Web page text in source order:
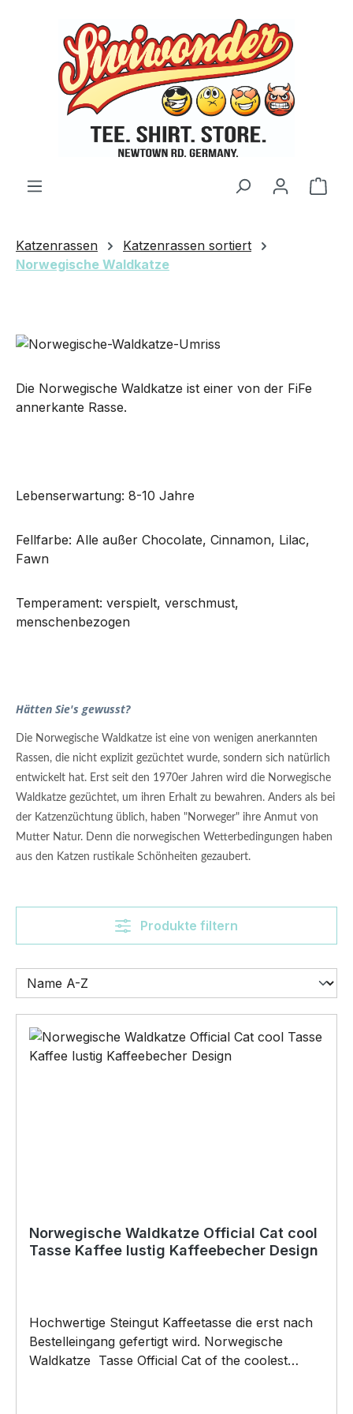
Katzenrassen
Katzenrassen sortiert
Norwegische Waldkatze
Die Norwegische Waldkatze ist einer von der FiFe
annerkante Rasse.
Lebenserwartung: 8-10 Jahre
Fellfarbe: Alle außer Chocolate, Cinnamon, Lilac,
Fawn
Temperament: verspielt, verschmust,
menschenbezogen
Hätten Sie's gewusst?
Die Norwegische Waldkatze ist eine von wenigen anerkannten
Rassen, die nicht explizit gezüchtet wurde, sondern sich natürlich
entwickelt hat. Erst seit den 1970er Jahren wird die Norwegische
Waldkatze gezüchtet, um ihren Erhalt zu bewahren. Anders als bei
der Katzenzüchtung üblich, haben "Norweger" ihre Anmut von
Mutter Natur. Denn die norwegischen Wetterbedingungen haben
aus den Katzen rustikale Schönheiten gezaubert.
Produkte filtern
Norwegische Waldkatze Official Cat cool
Tasse Kaffee lustig Kaffeebecher Design
Hochwertige Steingut Kaffeetasse die erst nach
Bestelleingang gefertigt wird. Norwegische
Waldkatze Tasse Official Cat of the coolest